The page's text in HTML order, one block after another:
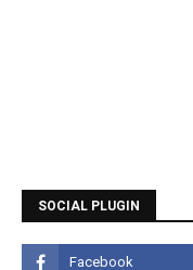
SOCIAL PLUGIN